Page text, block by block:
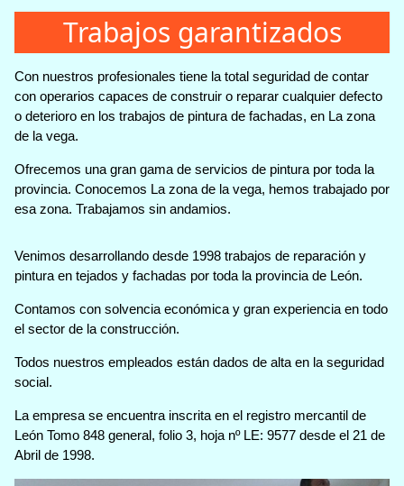
Trabajos garantizados
Con nuestros profesionales tiene la total seguridad de contar
con operarios capaces de construir o reparar cualquier defecto
o deterioro en los trabajos de pintura de fachadas, en La zona
de la vega.
Ofrecemos una gran gama de servicios de pintura por toda la
provincia. Conocemos La zona de la vega, hemos trabajado por
esa zona. Trabajamos sin andamios.
Venimos desarrollando desde 1998 trabajos de reparación y
pintura en tejados y fachadas por toda la provincia de León.
Contamos con solvencia económica y gran experiencia en todo
el sector de la construcción.
Todos nuestros empleados están dados de alta en la seguridad
social.
La empresa se encuentra inscrita en el registro mercantil de
León Tomo 848 general, folio 3, hoja nº LE: 9577 desde el 21 de
Abril de 1998.